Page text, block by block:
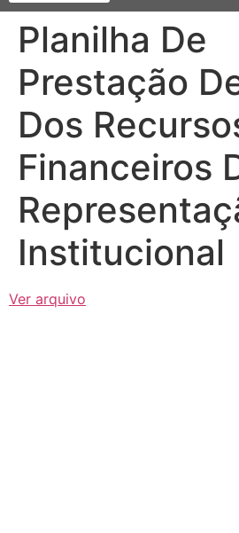
Planilha De
Prestação
Dos
Financeiros
Institucional
Ver arquivo